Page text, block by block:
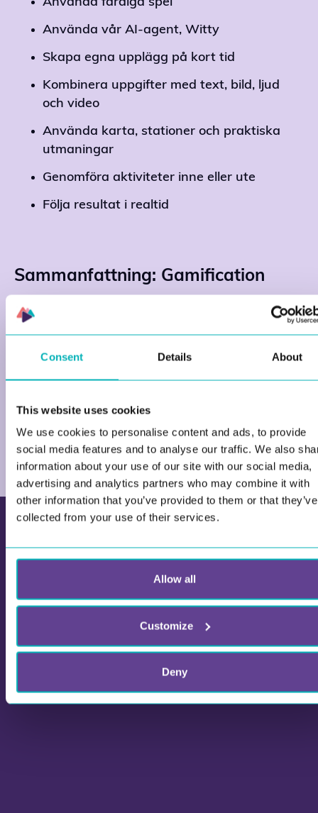
Consent Details About
This website uses cookies
We use cookies to personalise content and ads, to provide
social media features and to analyse our traffic. We also
information about your use of our site with our social media,
advertising and analytics partners who may combine it with
other information that you’ve provided to them or that they’ve
collected from your use of their services.
Allow all
Customize
Deny
Använda vår AI-agent, Witty
Skapa egna upplägg på kort tid
Kombinera uppgifter med text, bild, ljud
och video
Använda karta, stationer och praktiska
utmaningar
Genomföra aktiviteter inne eller ute
Följa resultat i realtid
Sammanfattning: Gamification
Gamification är ett
sätt att
skapa mer engagemang. När lärande och samarbete
mer aktiva, mer motiverade och får bättre utbyte.
Med Wittario kan nisnabbt komma igång
om ni jobbar i skola eller företag, och skapa upplägg
som faktiskt fungerar i praktiken.